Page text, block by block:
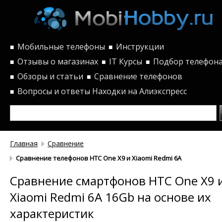
■ Мобильные телефоны ■ Инструкции
■ Отзывы о магазинах ■ IT Курсы ■ Подбор
■ Обзоры и статьи ■ Сравнение телефонов
■ Вопросы и ответы Находки на Алиэкспресс
Главная Сравнение
Сравнение телефонов HTC One X9 и Xiaomi Redmi 6A 16Gb по
Сравнение смартфонов HTC One X9
Xiaomi Redmi 6A 16Gb на основе их
характеристик